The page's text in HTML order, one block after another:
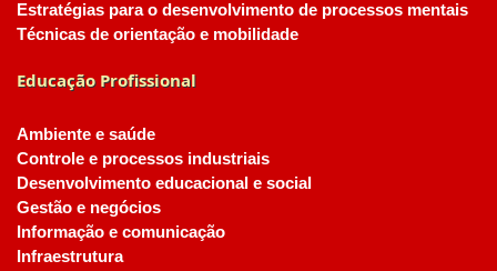
Estratégias para o desenvolvimento de processos mentais
Técnicas de orientação e mobilidade
Educação Profissional
Ambiente e saúde
Controle e processos industriais
Desenvolvimento educacional e social
Gestão e negócios
Informação e comunicação
Infraestrutura